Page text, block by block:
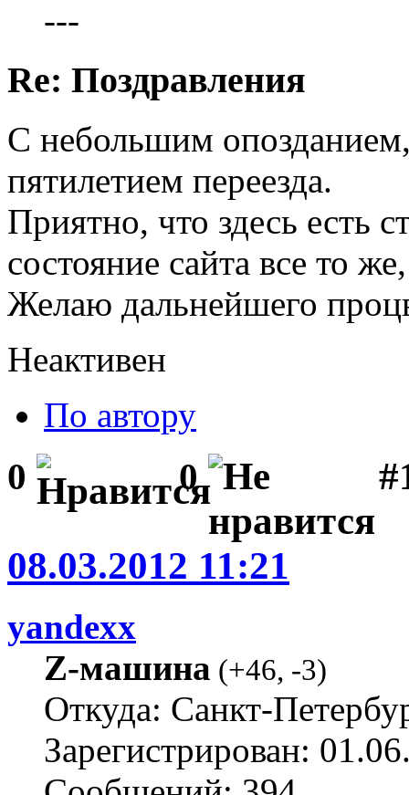
---
Re: Поздравления
С небольшим
пятилетием переезда.
Приятно, что здесь есть
состояние сайта все то
Желаю дальнейшего
Неактивен
По автору
0 0
08.03.2012 11:21
yandexx
Z-машина (+46, -3)
Откуда: Санкт-
Зарегистрирован: